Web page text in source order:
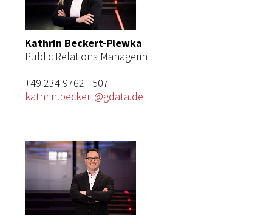
Kathrin Beckert-Plewka
Public Relations Managerin
+49 234 9762 - 507
kathrin.beckert@gdata.de